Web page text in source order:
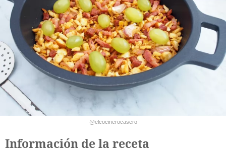
@elcocinerocasero
Información de la receta